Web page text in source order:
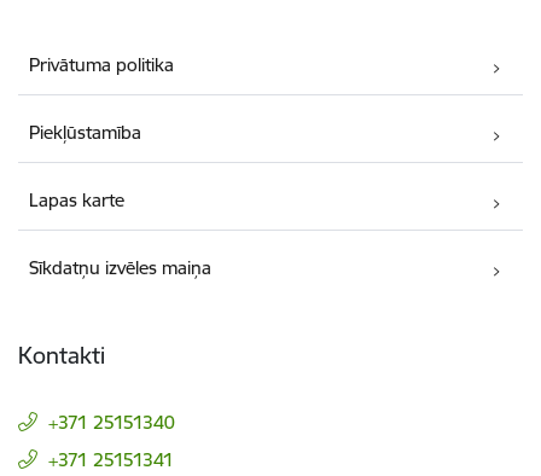
Privātuma politika
Piekļūstamība
Lapas karte
Sīkdatņu izvēles maiņa
Kontakti
+371 25151340
+371 25151341